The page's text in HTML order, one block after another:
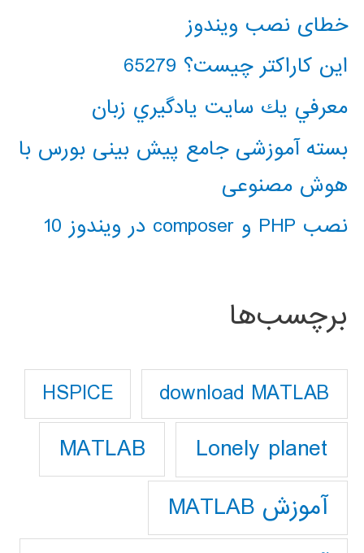
خطای نصب ویندوز
این کاراکتر چیست؟ 65279
معرفي يك سايت يادگيري زبان
بسته آموزشی جامع پیش بینی بورس با
هوش مصنوعی
نصب PHP و composer در ویندوز 10
برچسب‌ها
download MATLAB
HSPICE
Lonely planet
MATLAB
آموزش MATLAB